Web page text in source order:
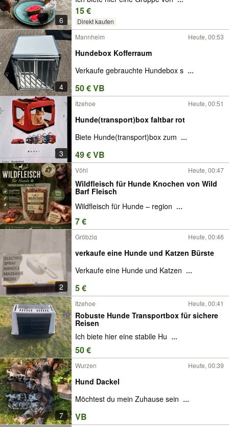
6
15 €
Direkt kaufen
4
Mannheim Heute, 00:53
Hundebox Kofferraum
Verkaufe gebrauchte Hundebox s ...
50 € VB
3
Itzehoe Heute, 00:51
Hunde(transport)box faltbar rot
Biete Hunde(transport)box zum ...
49 € VB
Vöhl Heute, 00:47
Wildfleisch für Hunde Knochen von Wild
Barf Fleisch
Wildfleisch für Hunde – region ...
7 €
2
Gröbzig Heute, 00:46
verkaufe eine Hunde und Katzen Bürste
Verkaufe eine Hunde und Katzen ...
5 €
Itzehoe Heute, 00:41
Robuste Hunde Transportbox für sichere
Reisen
Ich biete hier eine stabile Hu ...
50 €
7
Wurzen Heute, 00:39
Hund Dackel
Möchtest du mein Zuhause sein ...
VB